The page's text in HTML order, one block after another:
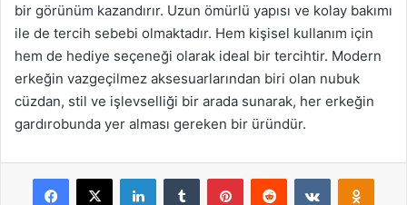
bir görünüm kazandırır. Uzun ömürlü yapısı ve kolay bakımı
ile de tercih sebebi olmaktadır. Hem kişisel kullanım için
hem de hediye seçeneği olarak ideal bir tercihtir. Modern
erkeğin vazgeçilmez aksesuarlarından biri olan nubuk
cüzdan, stil ve işlevselliği bir arada sunarak, her erkeğin
gardırobunda yer alması gereken bir üründür.
Facebook
X LinkedInTumblr PinterestReddit VKontakte